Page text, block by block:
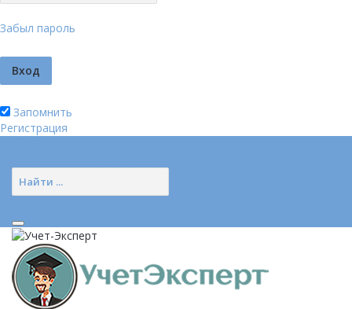
Забыл пароль
Запомнить
Регистрация